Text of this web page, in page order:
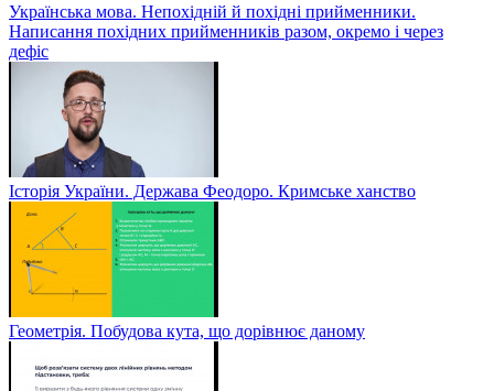
Українська мова. Непохідній й похідні прийменники.
Написання похідних прийменників разом, окремо і через
дефіс
Історія України. Держава Феодоро. Кримське ханство
Геометрія. Побудова кута, що дорівнює даному